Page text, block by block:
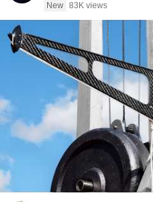
New 83K views